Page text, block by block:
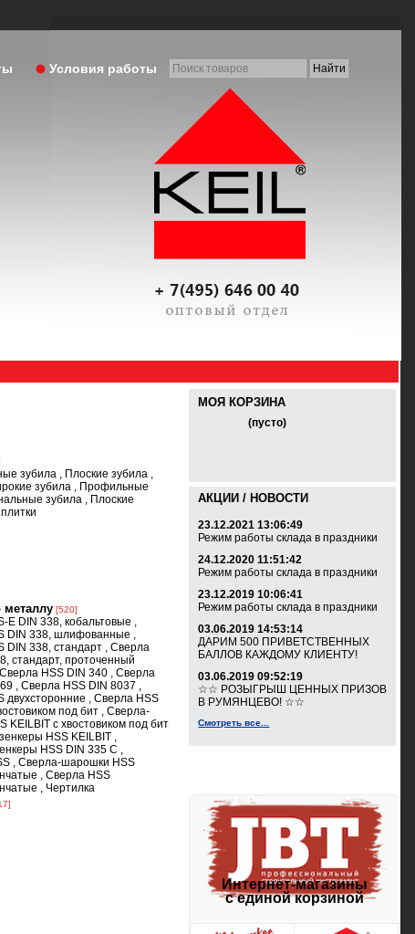
Условия работы
зубила , Плоские зубила ,
зубила , Профильные
зубила , Плоские
металлу [520]
E DIN 338, кобальтовые ,
DIN 338, шлифованные ,
DIN 338, стандарт ,Сверла
стандарт, проточенный
Сверла HSS DIN 340 ,Сверла
,Сверла HSS DIN 8037 ,
двухсторонние ,Сверла HSS
под бит ,Сверла-
KEILBIT с хвостовиком под бит
HSS KEILBIT ,
HSS DIN 335 C ,
,Сверла-шарошки HSS
,Сверла HSS
, Чертилка
МОЯ КОРЗИНА
(пусто)
АКЦИИ / НОВОСТИ
23.12.2021 13:06:49
Режим работы склада в праздники
24.12.2020 11:51:42
Режим работы склада в праздники
23.12.2019 10:06:41
Режим работы склада в праздники
03.06.2019 14:53:14
ДАРИМ 500 ПРИВЕТСТВЕННЫХ
БАЛЛОВ КАЖДОМУ КЛИЕНТУ!
03.06.2019 09:52:19
☆☆ РОЗЫГРЫШ ЦЕННЫХ ПРИЗОВ
В РУМЯНЦЕВО! ☆☆
Смотреть все...
Интернет-магазины
с единой корзиной